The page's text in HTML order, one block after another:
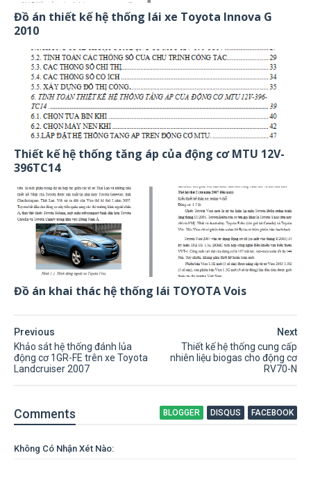
Đồ án thiết kế hệ thống lái xe Toyota Innova G
2010
Thiết kế hệ thống tăng áp của động cơ MTU 12V-
396TC14
Đồ án khai thác hệ thống lái TOYOTA Vois
Next
Thiết kế hệ thống cung cấp
nhiên liệu biogas cho động cơ
RV70-N
Previous
Khảo sát hệ thống đánh lủa
động cơ 1GR-FE trên xe Toyota
Landcruiser 2007
Comments BLOGGER DISQUS FACEBOOK
Không Có Nhận Xét Nào: